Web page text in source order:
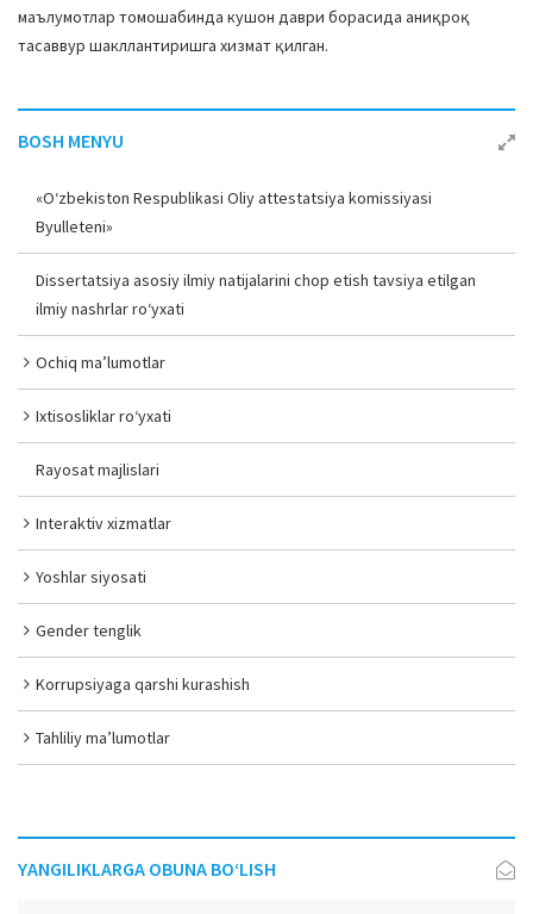
маълумотлар томошабинда кушон даври борасида аниқроқ
тасаввур шакллантиришга хизмат қилган.
BOSH MENYU
«O‘zbekiston Respublikasi Oliy attestatsiya komissiyasi
Byulleteni»
Dissertatsiya asosiy ilmiy natijalarini chop etish tavsiya etilgan
ilmiy nashrlar ro‘yxati
Ochiq ma’lumotlar
Ixtisosliklar ro‘yxati
Rayosat majlislari
Interaktiv xizmatlar
Yoshlar siyosati
Gender tenglik
Korrupsiyaga qarshi kurashish
Tahliliy ma’lumotlar
YANGILIKLARGA OBUNA BO‘LISH